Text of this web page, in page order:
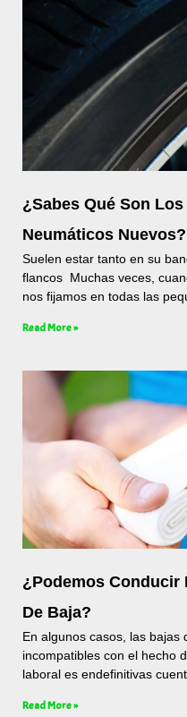
¿Sabes Qué Son
Neumáticos Nuevos?
Suelen estar tanto en su
flancos Muchas veces,
nos fijamos en todas las
Read More »
¿Podemos Conducir
De Baja?
En algunos casos, las
incompatibles con el hecho
laboral es endefinitivas
Read More »